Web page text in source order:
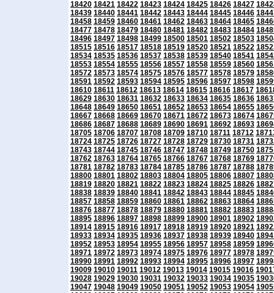
18420 18421 18422 18423 18424 18425 18426 18427
18439 18440 18441 18442 18443 18444 18445 18446
18458 18459 18460 18461 18462 18463 18464 18465
18477 18478 18479 18480 18481 18482 18483 18484
18496 18497 18498 18499 18500 18501 18502 18503
18515 18516 18517 18518 18519 18520 18521 18522
18534 18535 18536 18537 18538 18539 18540 18541
18553 18554 18555 18556 18557 18558 18559 18560
18572 18573 18574 18575 18576 18577 18578 18579
18591 18592 18593 18594 18595 18596 18597 18598
18610 18611 18612 18613 18614 18615 18616 18617
18629 18630 18631 18632 18633 18634 18635 18636
18648 18649 18650 18651 18652 18653 18654 18655
18667 18668 18669 18670 18671 18672 18673 18674
18686 18687 18688 18689 18690 18691 18692 18693
18705 18706 18707 18708 18709 18710 18711 18712
18724 18725 18726 18727 18728 18729 18730 18731
18743 18744 18745 18746 18747 18748 18749 18750
18762 18763 18764 18765 18766 18767 18768 18769
18781 18782 18783 18784 18785 18786 18787 18788
18800 18801 18802 18803 18804 18805 18806 18807
18819 18820 18821 18822 18823 18824 18825 18826
18838 18839 18840 18841 18842 18843 18844 18845
18857 18858 18859 18860 18861 18862 18863 18864
18876 18877 18878 18879 18880 18881 18882 18883
18895 18896 18897 18898 18899 18900 18901 18902
18914 18915 18916 18917 18918 18919 18920 18921
18933 18934 18935 18936 18937 18938 18939 18940
18952 18953 18954 18955 18956 18957 18958 18959
18971 18972 18973 18974 18975 18976 18977 18978
18990 18991 18992 18993 18994 18995 18996 18997
19009 19010 19011 19012 19013 19014 19015 19016
19028 19029 19030 19031 19032 19033 19034 19035
19047 19048 19049 19050 19051 19052 19053 19054